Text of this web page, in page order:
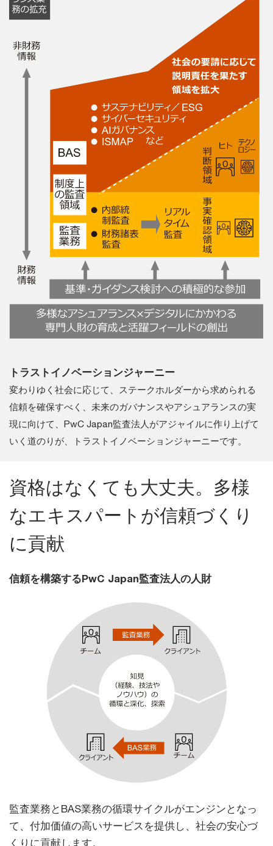
トラストイノベーションジャーニー
変わりゆく社会に応じて、ステークホルダーから求められる
信頼を確保すべく、未来のガバナンスやアシュアランスの実
現に向けて、PwC Japan監査法人がアジャイルに作り上げて
いく道のりが、トラストイノベーションジャーニーです。
資格はなくても大丈夫。多様
なエキスパートが信頼づくり
に貢献
信頼を構築するPwC Japan監査法人の人財
監査業務とBAS業務の循環サイクルがエンジンとなっ
て、付加価値の高いサービスを提供し、社会の安心づ
くりに貢献します。